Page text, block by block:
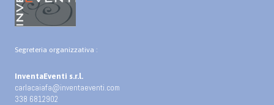
Segreteria organizzativa :
InventaEventi s.r.l.
carlacaiafa@inventaeventi.com
338 6812902